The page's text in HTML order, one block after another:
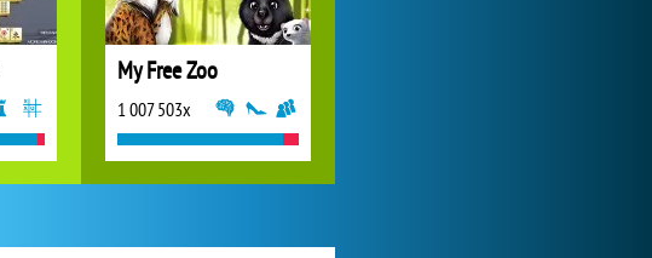
My Free Zoo
1 007 503x